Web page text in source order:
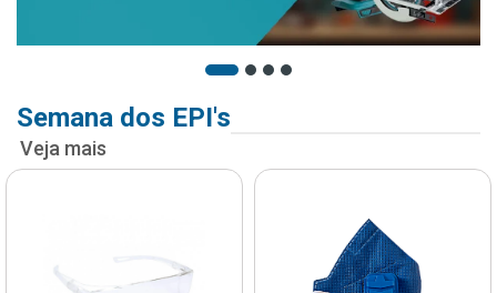
Semana dos EPI's
Veja mais